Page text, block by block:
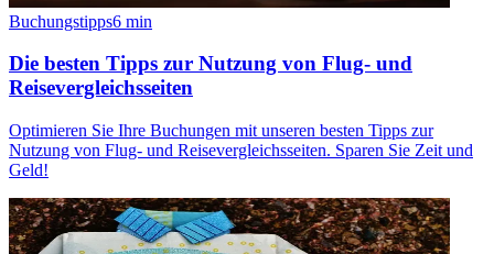
Buchungstipps6 min
Die besten Tipps zur Nutzung von Flug- und
Reisevergleichsseiten
Optimieren Sie Ihre Buchungen mit unseren besten Tipps zur
Nutzung von Flug- und Reisevergleichsseiten. Sparen Sie Zeit und
Geld!